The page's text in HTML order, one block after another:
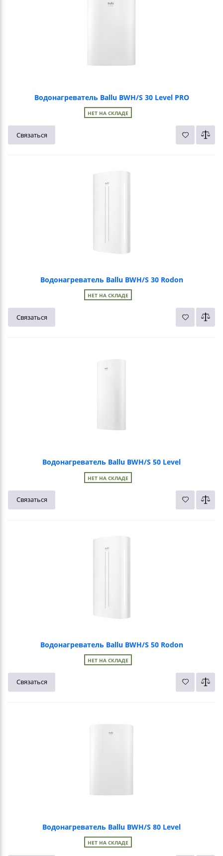
Водонагреватель Ballu BWH/S 30 Level PRO
НЕТ НА СКЛАДЕ
Связаться
Водонагреватель Ballu BWH/S 30 Rodon
НЕТ НА СКЛАДЕ
Связаться
Водонагреватель Ballu BWH/S 50 Level
НЕТ НА СКЛАДЕ
Связаться
Водонагреватель Ballu BWH/S 50 Rodon
НЕТ НА СКЛАДЕ
Связаться
Водонагреватель Ballu BWH/S 80 Level
НЕТ НА СКЛАДЕ